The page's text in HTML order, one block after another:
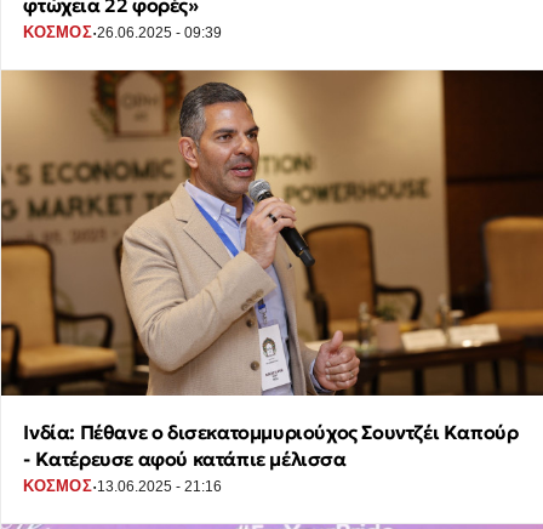
ΚΟΣΜΟΣ·26.06.2025 - 09:39
Ινδία: Πέθανε ο δισεκατομμυριούχος Σουντζέι Καπούρ
- Κατέρευσε αφού κατάπιε μέλισσα
ΚΟΣΜΟΣ·13.06.2025 - 21:16